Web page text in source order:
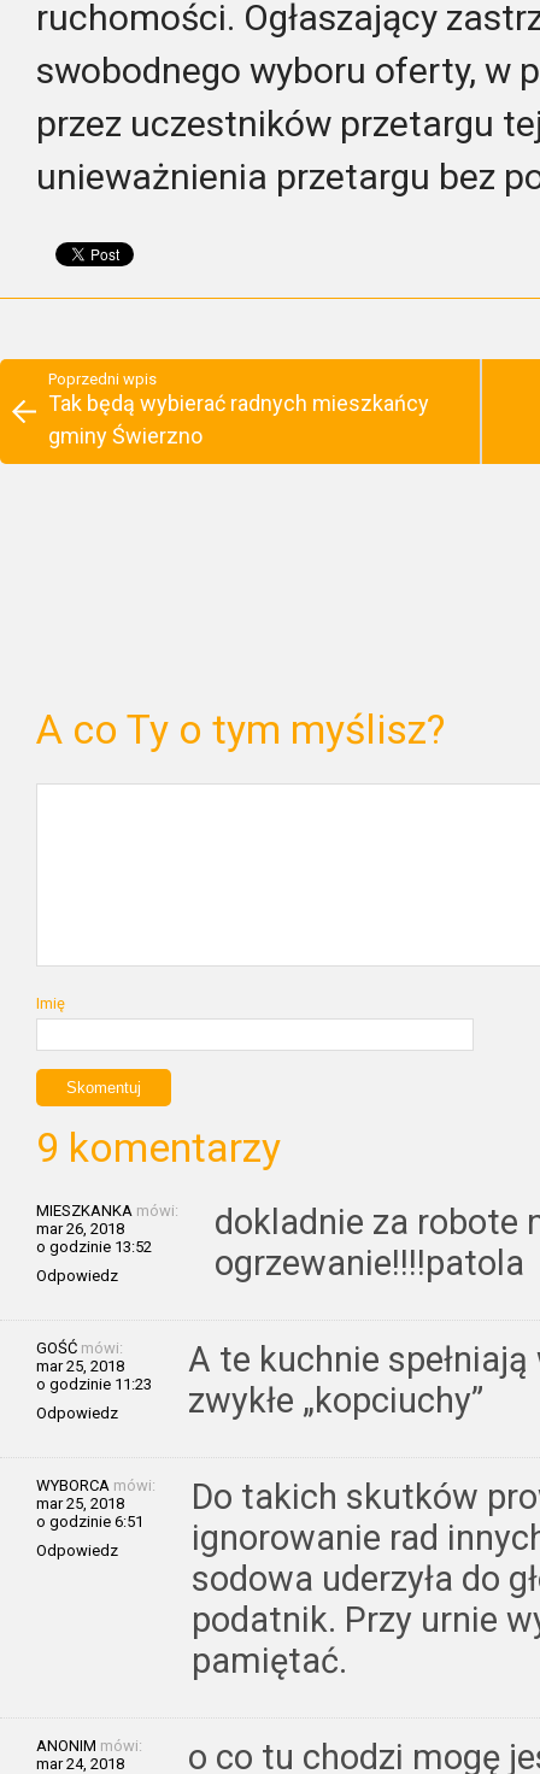
ruchomości. Ogłaszający
swobodnego wyboru oferty, w
przez uczestników przetargu
unieważnienia przetargu bez
Poprzedni wpis
Tak będą wybierać radnych mieszkańcy
gminy Świerzno
A co Ty o tym myślisz?
Imię
9 komentarzy
MIESZKANKA mówi:
mar 26, 2018
o godzinie 13:52
Odpowiedz
dokladnie za robote
ogrzewanie!!!!patola
GOŚĆ mówi:
mar 25, 2018
o godzinie 11:23
Odpowiedz
A te kuchnie
zwykłe „kopciuchy”
WYBORCA mówi:
mar 25, 2018
o godzinie 6:51
Odpowiedz
Do takich skutków
ignorowanie rad
sodowa uderzyła do
podatnik. Przy urnie
pamiętać.
ANONIM mówi:
mar 24, 2018
o co tu chodzi mogę